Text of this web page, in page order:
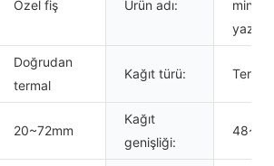
Özel fiş Ürün adı:
mini
Doğrudan
termal
Kağıt türü: Termal
20~72mm
Kağıt
genişliği: